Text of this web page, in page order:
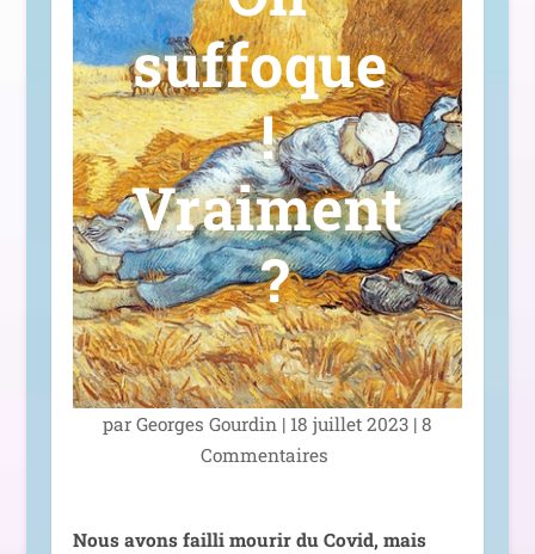
suffoque
!
Vraiment
?
par Georges Gourdin | 18 juillet 2023| 8
Commentaires
Nous avons failli mou­rir du Covid, mais